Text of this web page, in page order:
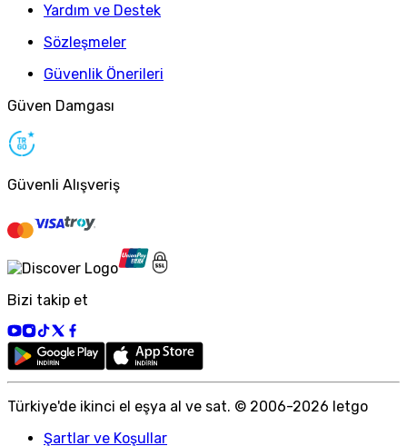
Yardım ve Destek
Sözleşmeler
Güvenlik Önerileri
Güven Damgası
Güvenli Alışveriş
Bizi takip et
Türkiye'de ikinci el eşya al ve sat. © 2006-2026 letgo
Şartlar ve Koşullar